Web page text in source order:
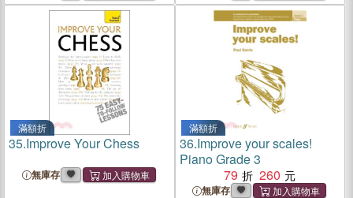
滿額折
35.Improve Your Chess
無庫存
滿額折
36.Improve your scales!
Piano Grade 3
79
260
無庫存